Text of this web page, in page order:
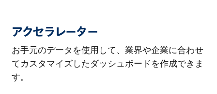
アクセラレーター
お手元のデータを使用して、業界や企業に合わせ
てカスタマイズしたダッシュボードを作成できま
す。